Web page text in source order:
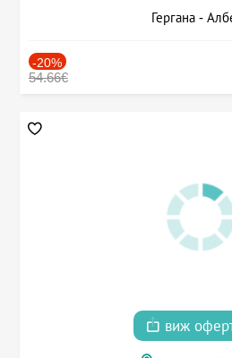
Гергана -
-20%
54.66€
виж